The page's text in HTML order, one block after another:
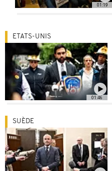
01:19
01:46
ETATS-UNIS
SUÈDE